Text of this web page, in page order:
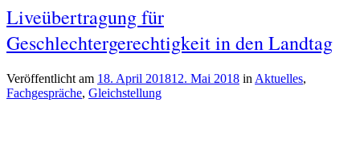
–
Queeres
Vernetzungstreffen“
Verschlagwortet
Lesben,
Queer
Schwule,
transident,
Transsexualität,
Liveübertragung für
Geschlechtergerechtigkeit in den Landtag
Veröffentlicht am 18. April 201812. Mai 2018 von
in Aktuelles,
Fachgespräche, Gleichstellung